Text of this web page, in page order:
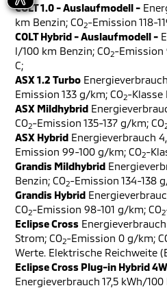
COLT 1.0 - Auslaufmodell -
km Benzin; CO2-Emission 118-
COLT Hybrid - Auslaufmodell -
l/100 km Benzin; CO2-Emission
C;
ASX 1.2 Turbo
Emission 133 g/km; CO2-Klasse
ASX Mildhybrid
CO2-Emission 135-137 g/km; CO
ASX Hybrid Energieverbrauch
Emission 99-100 g/km; CO2-
Grandis Mildhybrid
Benzin; CO2-Emission 134-138
Grandis Hybrid
CO2-Emission 98-101 g/km; CO2
Eclipse Cross Energieverbrauch
Strom; CO2-Emission 0 g/km;
Werte. Elektrische Reichweite
Eclipse Cross Plug-in Hybrid
Energieverbrauch 17,5 kWh/